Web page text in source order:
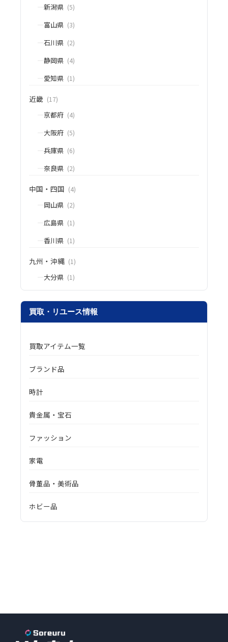
新潟県 (5)
富山県 (3)
石川県 (2)
静岡県 (4)
愛知県 (1)
近畿 (17)
京都府 (4)
大阪府 (5)
兵庫県 (6)
奈良県 (2)
中国・四国 (4)
岡山県 (2)
広島県 (1)
香川県 (1)
九州・沖縄 (1)
大分県 (1)
買取・リユース情報
買取アイテム一覧
ブランド品
時計
貴金属・宝石
ファッション
家電
骨董品・美術品
ホビー品